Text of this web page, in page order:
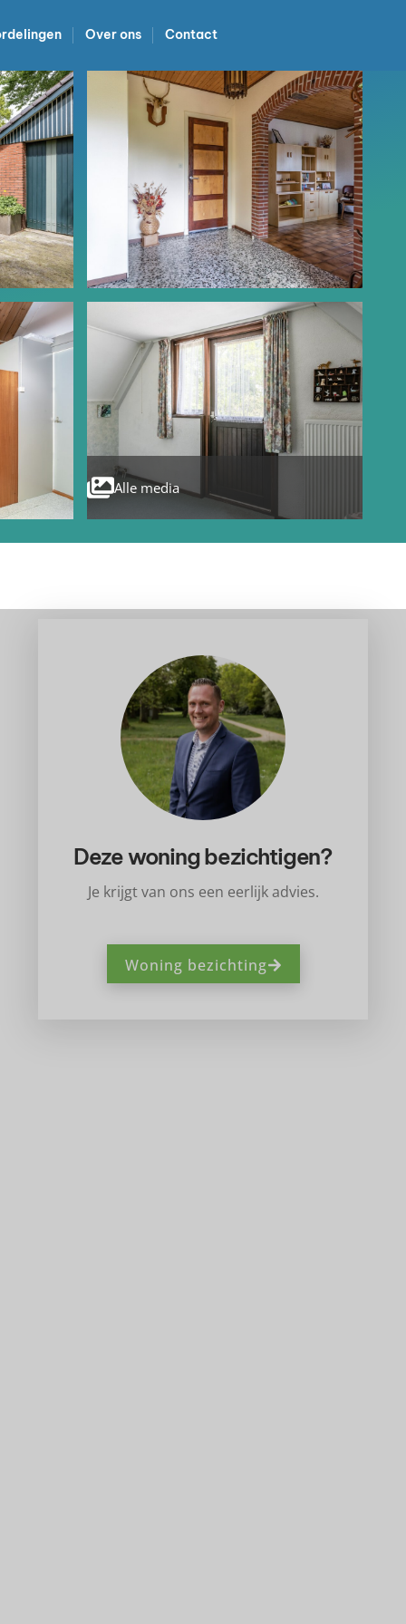
Over ons Contact
Alle media
Deze woning bezichtigen?
Je krijgt van ons een eerlijk advies.
Woning bezichting